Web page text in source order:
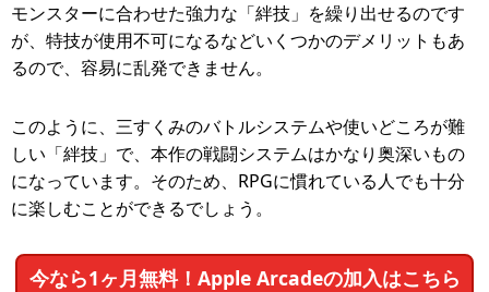
モンスターに合わせた強力な「絆技」を繰り出せるのです
が、特技が使用不可になるなどいくつかのデメリットもあ
るので、容易に乱発できません。
このように、三すくみのバトルシステムや使いどころが難
しい「絆技」で、本作の戦闘システムはかなり奥深いもの
になっています。そのため、RPGに慣れている人でも十分
に楽しむことができるでしょう。
今なら1ヶ月無料！Apple Arcadeの加入はこちら